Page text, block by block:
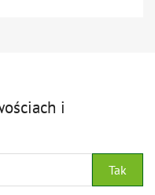
i